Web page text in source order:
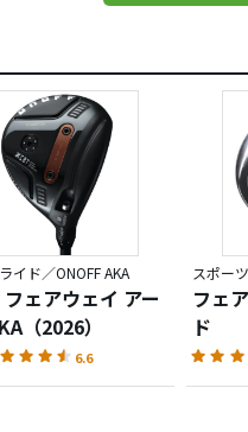
イド／ONOFF AKA
ェアウェイ アー
（2026）
6.6
フェ
ド